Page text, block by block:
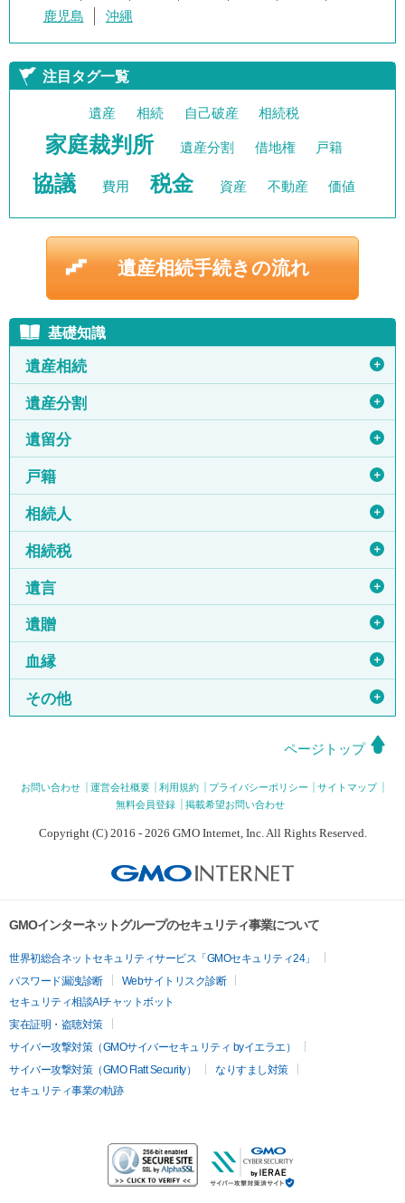
鹿児島
沖縄
注目タグ一覧
遺産 相続 自己破産 相続税
家庭裁判所 遺産分割 借地権 戸籍
協議 費用 税金 資産 不動産 価値
遺産相続手続きの流れ
基礎知識
遺産相続 ＋
遺産分割 ＋
遺留分 ＋
戸籍 ＋
相続人 ＋
相続税 ＋
遺言 ＋
遺贈 ＋
血縁 ＋
その他 ＋
ページトップ
お問い合わせ 運営会社概要 利用規約 プライバシーポリシー
サイトマップ
無料会員登録
掲載希望お問い合わせ
Copyright (C) 2016 - 2026 GMO Internet, Inc. All Rights Reserved.
GMOインターネットグループのセキュリティ事業について
世界初総合ネットセキュリティサービス「GMOセキュリティ24」
パスワード漏洩診断
Webサイトリスク診断
セキュリティ相談AIチャットボット
実在証明・盗聴対策
サイバー攻撃対策（GMOサイバーセキュリティ byイエラエ）
サイバー攻撃対策（GMO Flatt Security）
なりすまし対策
セキュリティ事業の軌跡